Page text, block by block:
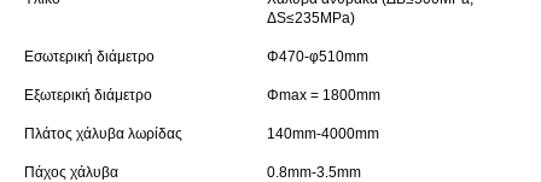
ΔS≤235MPa)
Εσωτερική διάμετρο Φ470-φ510mm
Εξωτερική διάμετρο Φmax = 1800mm
Πλάτος χάλυβα λωρίδας 140mm-4000mm
Πάχος χάλυβα 0.8mm-3.5mm